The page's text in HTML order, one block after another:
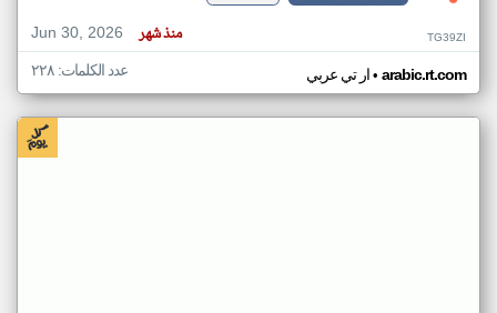
Jun 30, 2026
منذ شهر TG39ZI
ار تي عربي• arabic.rt.com عدد الكلمات: ٢٢٨